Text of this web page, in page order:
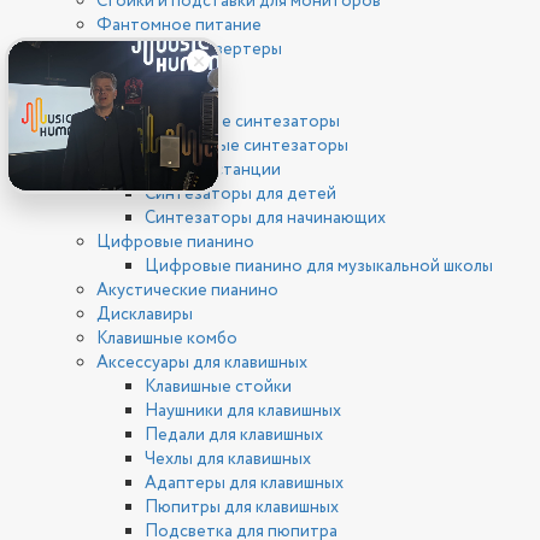
Фантомное питание
ЦАП/АЦП конвертеры
Клавишные
Синтезаторы
Цифровые синтезаторы
Аналоговые синтезаторы
Рабочие станции
Синтезаторы для детей
Синтезаторы для начинающих
Цифровые пианино
Цифровые пианино для музыкальной школы
Акустические пианино
Дисклавиры
Клавишные комбо
Аксессуары для клавишных
Клавишные стойки
Наушники для клавишных
Педали для клавишных
Чехлы для клавишных
Адаптеры для клавишных
Пюпитры для клавишных
Подсветка для пюпитра